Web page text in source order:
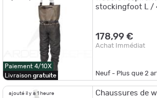
Paiement 4/10X
Livraison gratuite
stockingfoot L /
178,99 €
Achat Immédiat
Neuf - Plus que2
ajouté il y a 1 heure
Chaussures de